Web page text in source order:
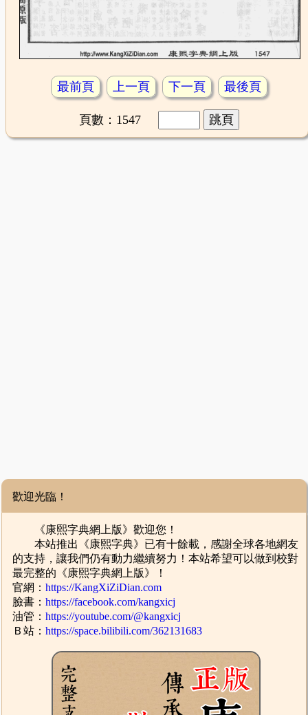
最前頁 上一頁 下一頁 最後頁
頁數：1547
歡迎光臨！
《康熙字典網上版》歡迎您！
本站推出《康熙字典》已有十餘載，感謝全球各地網友
的支持，讓我們仍有動力繼續努力！本站希望可以做到校對
最完整的《康熙字典網上版》！
官網：https://KangXiZiDian.com
臉書：https://facebook.com/kangxicj
油管：https://youtube.com/@kangxicj
Ｂ站：https://space.bilibili.com/362131683